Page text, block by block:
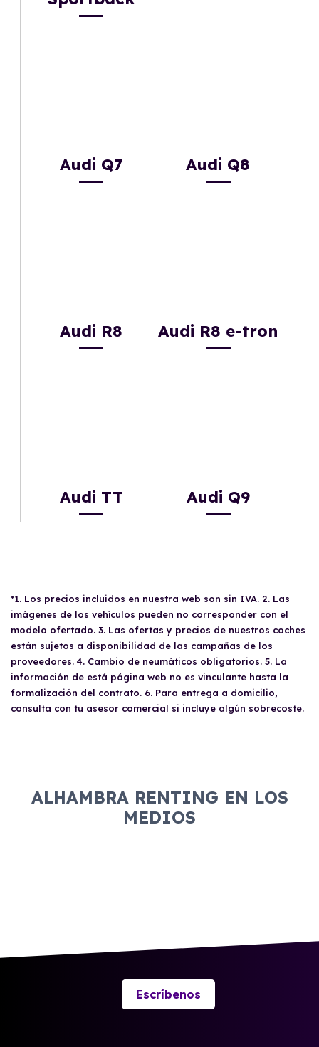
Audi Q7 Audi Q8
Audi R8 Audi R8 e-tron
Audi TT Audi Q9
*1. Los precios incluidos en nuestra web son sin IVA. 2. Las
imágenes de los vehículos pueden no corresponder con el
modelo ofertado. 3. Las ofertas y precios de nuestros coches
están sujetos a disponibilidad de las campañas de los
proveedores. 4. Cambio de neumáticos obligatorios. 5. La
información de está página web no es vinculante hasta la
formalización del contrato. 6. Para entrega a domicilio,
consulta con tu asesor comercial si incluye algún sobrecoste.
ALHAMBRA RENTING EN LOS
MEDIOS
Escríbenos